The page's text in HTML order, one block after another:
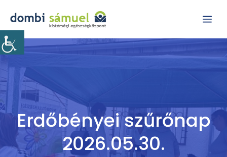
tartalomba
Erdőbényei szűrőnap
2026.05.30.